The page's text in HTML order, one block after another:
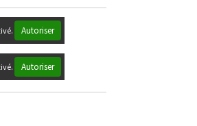
Autoriser
Autoriser